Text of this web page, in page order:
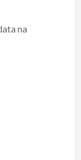
na